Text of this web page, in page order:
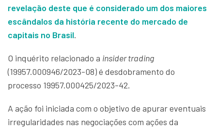
revelação deste que é considerado um dos maiores
escândalos da história recente do mercado de
capitais no Brasil.
O inquérito relacionado a insider trading
(19957.000946/2023-08) é desdobramento do
processo 19957.000425/2023-42.
A ação foi iniciada com o objetivo de apurar eventuais
irregularidades nas negociações com ações da